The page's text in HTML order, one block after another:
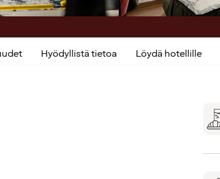
Hyödyllistä tietoa Löydä hotellille